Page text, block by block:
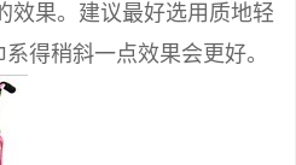
效果。建议最好选用质地轻
得稍斜一点效果会更好。